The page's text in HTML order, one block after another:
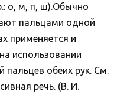
о, м, п, ш).Обычно
пальцами одной
применяется и
использовании
обеих рук. См.
речь. (В. И.